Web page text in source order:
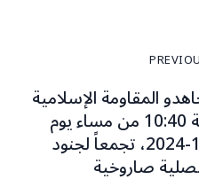
‏المقاومة الإسلامية
عند الساعة 10:40 من مساء يوم
الاحد 6-10-2024، تجمعاً لجنود
صاروخية